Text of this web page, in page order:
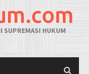
SUPREMASI HUKUM